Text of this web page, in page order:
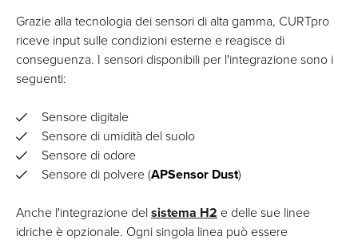
Grazie alla tecnologia dei sensori di alta gamma, CURTpro
riceve input sulle condizioni esterne e reagisce di
conseguenza. I sensori disponibili per l'integrazione sono i
seguenti:
Sensore digitale
Sensore di umidità del suolo
Sensore di odore
Sensore di polvere (APSensor Dust)
Anche l'integrazione del sistema H2 e delle sue linee
idriche è opzionale. Ogni singola linea può essere